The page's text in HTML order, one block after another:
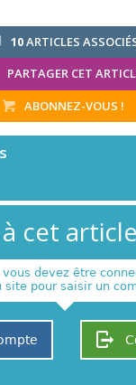
10ARTICLES
PARTAGER CET
ABONNEZ-VOUS !
à cet article
vous devez être
site pour saisir un